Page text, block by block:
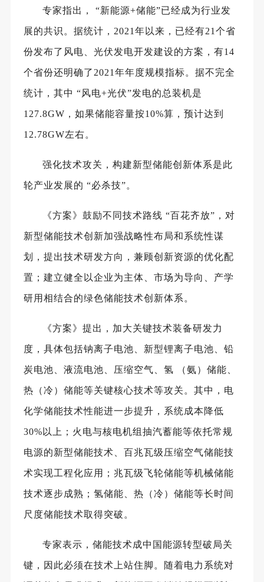
专家指出， “新能源+储能”已经成为行业发
展的共识。据统计，2021年以来，已经有21个省
份发布了风电、光伏发电开发建设的方案，有14
个省份还明确了2021年年度规模指标。据不完全
统计，其中 “风电+光伏”发电的总装机是
127.8GW，如果储能容量按10%算，预计达到
12.78GW左右。
强化技术攻关，构建新型储能创新体系是此
轮产业发展的 “必杀技”。
《方案》鼓励不同技术路线 “百花齐放”，对
新型储能技术创新加强战略性布局和系统性谋
划，提出技术研发方向，兼顾创新资源的优化配
置；建立健全以企业为主体、市场为导向、产学
研用相结合的绿色储能技术创新体系。
《方案》提出，加大关键技术装备研发力
度，具体包括钠离子电池、新型锂离子电池、铅
炭电池、液流电池、压缩空气、氢 （氨）储能、
热（冷）储能等关键核心技术等攻关。其中，电
化学储能技术性能进一步提升，系统成本降低
30%以上；火电与核电机组抽汽蓄能等依托常规
电源的新型储能技术、百兆瓦级压缩空气储能技
术实现工程化应用；兆瓦级飞轮储能等机械储能
技术逐步成熟；氢储能、热（冷）储能等长时间
尺度储能技术取得突破。
专家表示，储能技术成中国能源转型破局关
键，因此必须在技术上站住脚。随着电力系统对